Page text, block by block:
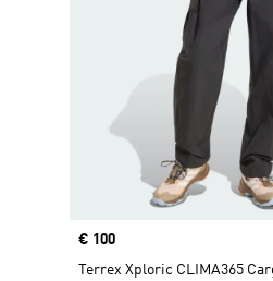
Price
€ 100
Terrex Xploric CLIMA365